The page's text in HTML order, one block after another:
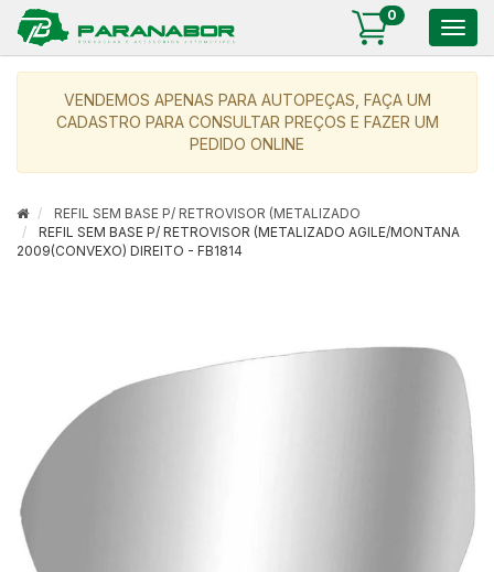
0
VENDEMOS APENAS PARA AUTOPEÇAS, FAÇA UM
CADASTRO PARA CONSULTAR PREÇOS E FAZER UM
PEDIDO ONLINE
REFIL SEM BASE P/ RETROVISOR (METALIZADO
REFIL SEM BASE P/ RETROVISOR (METALIZADO AGILE/MONTANA
2009(CONVEXO) DIREITO - FB1814